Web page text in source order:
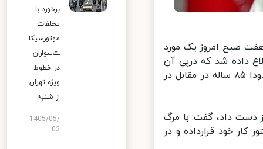
صبح امروز یک مورد
در محله سعادت آباد به مرکز فوریت‌های پلیسی ۱۱۰ اطلاع داده شد که درپی آن
بلافاصله تیمی از ماموران در محل حاضر شده و مشاهده کردند که فردی حدودا ۸۵ ساله در مقابل در
داد، گفت: با مرگ
خود قرارداده و در
برخورد با
تخلفات
موتورسیکل
ت‌سواران
در خطوط
ویژه تهران
از شنبه
1405/05/
03